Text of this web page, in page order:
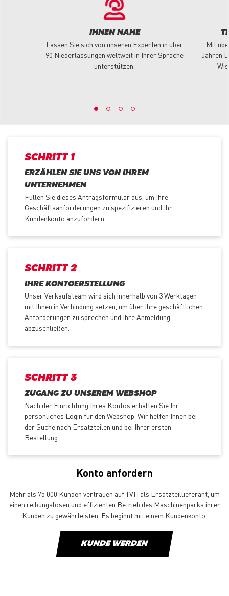
IHNEN NAHE
Lassen Sie sich von unseren Experten in über
90 Niederlassungen weltweit in Ihrer Sprache
unterstützen.
Mit
Jahren
SCHRITT 1
ERZÄHLEN SIE UNS VON IHREM
UNTERNEHMEN
Füllen Sie dieses Antragsformular aus, um Ihre
Geschäftsanforderungen zu spezifizieren und Ihr
Kundenkonto anzufordern.
SCHRITT 2
IHRE KONTOERSTELLUNG
Unser Verkaufsteam wird sich innerhalb von 3 Werktagen
mit Ihnen in Verbindung setzen, um über Ihre geschäftlichen
Anforderungen zu sprechen und Ihre Anmeldung
abzuschließen.
SCHRITT 3
ZUGANG ZU UNSEREM WEBSHOP
Nach der Einrichtung Ihres Kontos erhalten Sie Ihr
persönliches Login für den Webshop. Wir helfen Ihnen bei
der Suche nach Ersatzteilen und bei Ihrer ersten
Bestellung.
Konto anfordern
Mehr als 75 000 Kunden vertrauen auf TVH als Ersatzteillieferant, um
einen reibungslosen und effizienten Betrieb des Maschinenparks ihrer
Kunden zu gewährleisten. Es beginnt mit einem Kundenkonto.
KUNDE WERDEN